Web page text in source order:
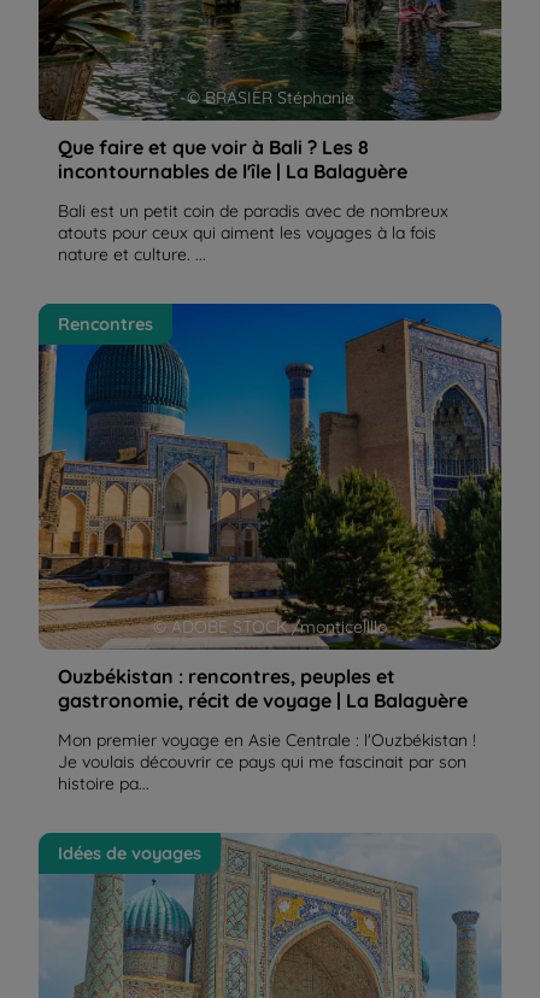
© BRASIER Stéphanie
Que faire et que voir à Bali ? Les 8
incontournables de l'île | La Balaguère
Bali est un petit coin de paradis avec de nombreux
atouts pour ceux qui aiment les voyages à la fois
nature et culture. ...
Ouzbékistan : rencontres, peuples et gastronomie,
récit de voyage | La Balaguère
© ADOBE STOCK /monticellllo
Rencontres
Ouzbékistan : rencontres, peuples et
gastronomie, récit de voyage | La Balaguère
Mon premier voyage en Asie Centrale : l'Ouzbékistan !
Je voulais découvrir ce pays qui me fascinait par son
histoire pa...
L'Ouzbékistan, une destination extraordinaire et
passionnante | La Balaguère
Idées de voyages